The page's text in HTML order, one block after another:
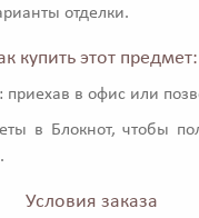
отделки.
купить этот предмет:
приехав в офис или
в Блокнот, чтобы
Условия заказа